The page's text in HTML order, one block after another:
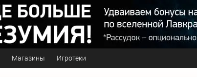
Магазины Игротеки